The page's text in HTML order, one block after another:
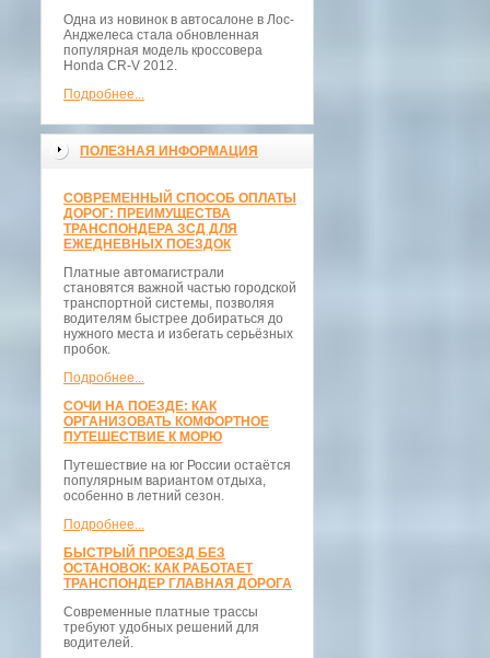
Одна из новинок в автосалоне в Лос-
Анджелеса стала обновленная
популярная модель кроссовера
Honda CR-V 2012.
Подробнее...
ПОЛЕЗНАЯ ИНФОРМАЦИЯ
СОВРЕМЕННЫЙ СПОСОБ ОПЛАТЫ
ДОРОГ: ПРЕИМУЩЕСТВА
ТРАНСПОНДЕРА ЗСД ДЛЯ
ЕЖЕДНЕВНЫХ ПОЕЗДОК
Платные автомагистрали
становятся важной частью городской
транспортной системы, позволяя
водителям быстрее добираться до
нужного места и избегать серьёзных
пробок.
Подробнее...
СОЧИ НА ПОЕЗДЕ: КАК
ОРГАНИЗОВАТЬ КОМФОРТНОЕ
ПУТЕШЕСТВИЕ К МОРЮ
Путешествие на юг России остаётся
популярным вариантом отдыха,
особенно в летний сезон.
Подробнее...
БЫСТРЫЙ ПРОЕЗД БЕЗ
ОСТАНОВОК: КАК РАБОТАЕТ
ТРАНСПОНДЕР ГЛАВНАЯ ДОРОГА
Современные платные трассы
требуют удобных решений для
водителей.